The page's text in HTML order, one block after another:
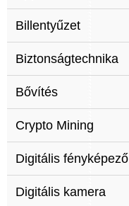
Billentyűzet
Biztonságtechnika
Bővítés
Crypto Mining
Digitális fényképező
Digitális kamera